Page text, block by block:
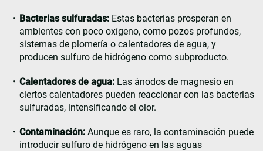
Bacterias sulfuradas: Estas bacterias prosperan en
ambientes con poco oxígeno, como pozos profundos,
sistemas de plomería o calentadores de agua, y
producen sulfuro de hidrógeno como subproducto.
Calentadores de agua: Las ánodos de magnesio en
ciertos calentadores pueden reaccionar con las bacterias
sulfuradas, intensificando el olor.
Contaminación: Aunque es raro, la contaminación puede
introducir sulfuro de hidrógeno en las aguas